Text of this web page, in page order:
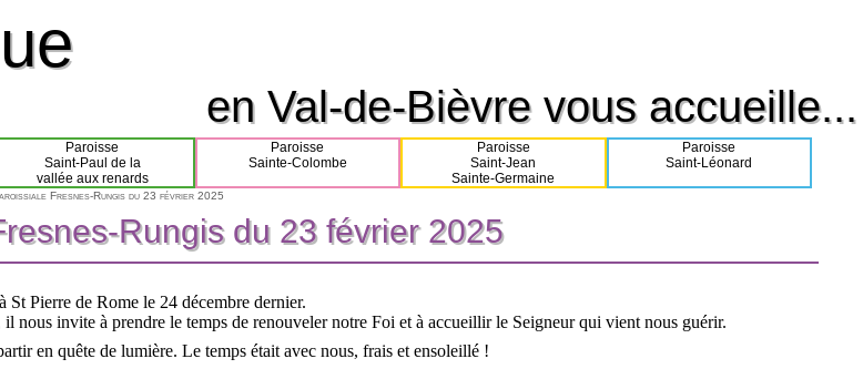
en Val-de-Bièvre vous accueille...
en Val-de-Bièvre vous accueille...
Paroisse
Saint-Paul de la
vallée aux renards
Paroisse
Sainte-Colombe
Paroisse
Saint-Jean
Sainte-Germaine
Paroisse
Saint-Léonard
Fresnes-Rungis du 23 février 2025
Rungis du 23 février 2025
Rungis du 23 février 2025
Pierre de Rome le 24 décembre dernier.
nous invite à prendre le temps de renouveler notre Foi et à accueillir le Seigneur qui vient nous guérir.
en quête de lumière. Le temps était avec nous, frais et ensoleillé !